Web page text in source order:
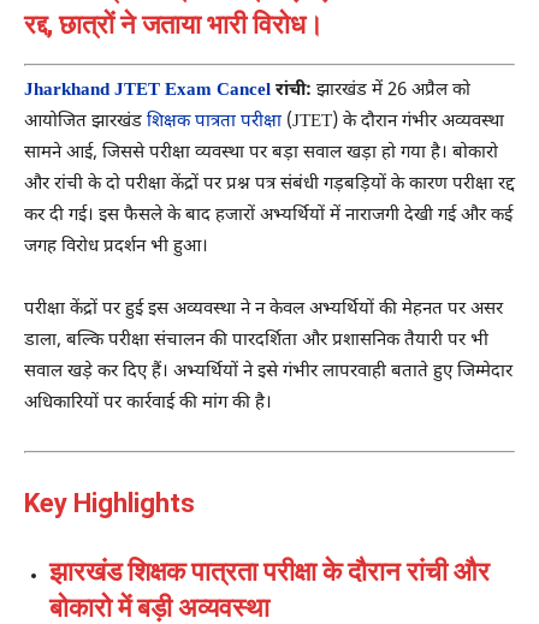
रद्द, छात्रों ने जताया भारी विरोध।
Jharkhand JTET Exam Cancel रांची: झारखंड में 26 अप्रैल को
आयोजित झारखंड शिक्षक पात्रता परीक्षा(JTET) के दौरान गंभीर अव्यवस्था
सामने आई, जिससे परीक्षा व्यवस्था पर बड़ा सवाल खड़ा हो गया है। बोकारो
और रांची के दो परीक्षा केंद्रों पर प्रश्न पत्र संबंधी गड़बड़ियों के कारण परीक्षा रद्द
कर दी गई। इस फैसले के बाद हजारों अभ्यर्थियों में नाराजगी देखी गई और कई
जगह विरोध प्रदर्शन भी हुआ।
परीक्षा केंद्रों पर हुई इस अव्यवस्था ने न केवल अभ्यर्थियों की मेहनत पर असर
डाला, बल्कि परीक्षा संचालन की पारदर्शिता और प्रशासनिक तैयारी पर भी
सवाल खड़े कर दिए हैं। अभ्यर्थियों ने इसे गंभीर लापरवाही बताते हुए जिम्मेदार
अधिकारियों पर कार्रवाई की मांग की है।
Key Highlights
झारखंड शिक्षक पात्रता परीक्षा के दौरान रांची और
बोकारो में बड़ी अव्यवस्था